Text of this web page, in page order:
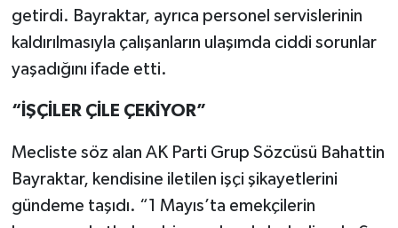
getirdi. Bayraktar, ayrıca personel servislerinin
kaldırılmasıyla çalışanların ulaşımda ciddi sorunlar
yaşadığını ifade etti.
“İŞÇİLER ÇİLE ÇEKİYOR”
Mecliste söz alan AK Parti Grup Sözcüsü Bahattin
Bayraktar, kendisine iletilen işçi şikayetlerini
gündeme taşıdı. “1 Mayıs’ta emekçilerin